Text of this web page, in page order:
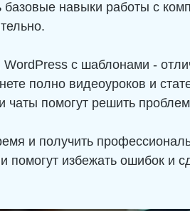
базовые навыки работы с
WordPress с шаблонами -
полно видеоуроков и
чаты помогут решить
и получить
помогут избежать ошибок и